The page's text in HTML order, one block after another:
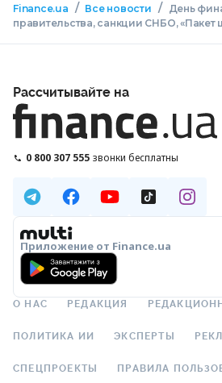
Finance.ua / Все новости /
День
правительства, санкции СНБО, «Пакет
Рассчитывайте на
0 800 307 555 звонки бесплатны
Приложение от Finance.ua
О НАС РЕДАКЦИЯ
ПОЛИТИКА ИИ ЭКСПЕРТЫ
СПЕЦПРОЕКТЫ ПРАВИЛА